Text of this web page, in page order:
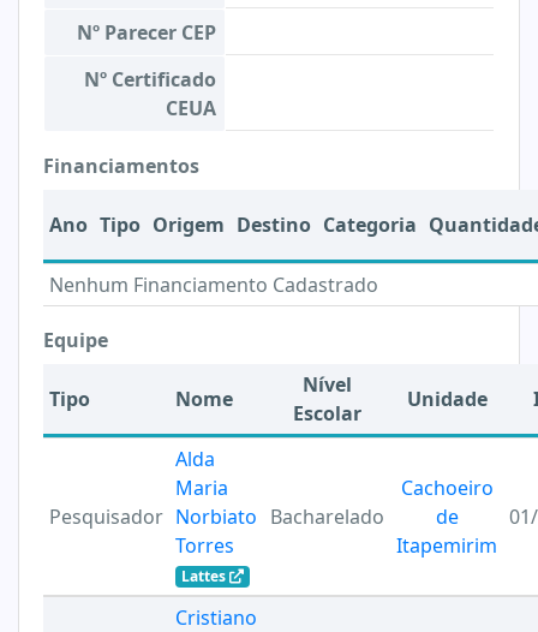
Nº Parecer CEP
Nº Certificado
CEUA
Financiamentos
Ano Tipo Origem Destino Categoria
Nenhum Financiamento Cadastrado
Equipe
Tipo Nome
Nível
Escolar
Unidade
Pesquisador
Alda
Maria
Norbiato
Torres
Lattes
Bacharelado
Cachoeiro
de
Itapemirim
Cristiano